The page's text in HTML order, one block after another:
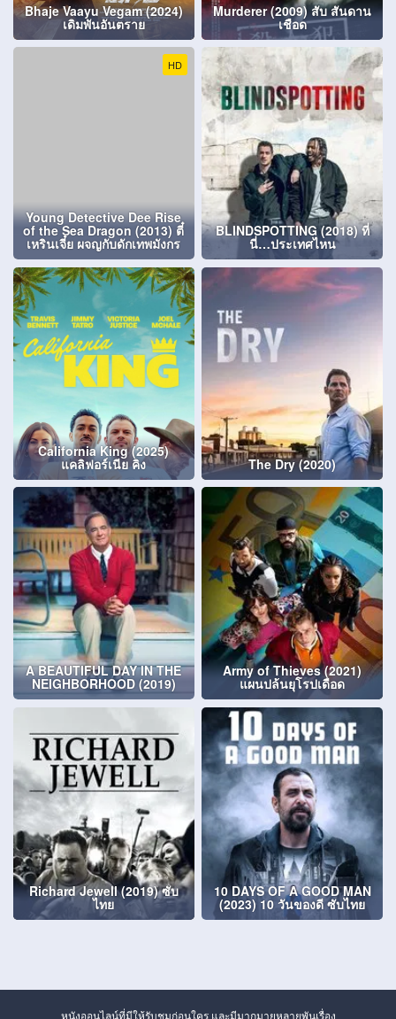
Bhaje Vaayu Vegam (2024)
เดิมพันอันตราย
Murderer (2009) สับ สันดาน
เชือด
HD
Young Detective Dee Rise
of the Sea Dragon (2013) ตี๋
เหรินเจี๋ย ผจญกับดักเทพมังกร
BLINDSPOTTING (2018) ที่
นี่…ประเทศไหน
California King (2025)
แคลิฟอร์เนีย คิง The Dry (2020)
A BEAUTIFUL DAY IN THE
NEIGHBORHOOD (2019)
Army of Thieves (2021)
แผนปล้นยุโรปเดือด
Richard Jewell (2019) ซับ
ไทย
10 DAYS OF A GOOD MAN
(2023) 10 วันของดี ซับไทย
หนังออนไลน์ที่มีให้รับชมก่อนใคร และมีมากมายหลายพันเรื่อง